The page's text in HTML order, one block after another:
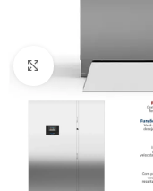
Clique para